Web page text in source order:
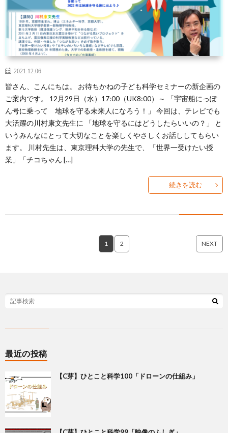
2021.12.06
皆さん、こんにちは。 お待ちかねの子ども科学セミナーの新企画の
ご案内です。 12月29日（水）17:00（UK8:00）～ 「宇宙船にっぽ
ん号に乗って 地球を守る未来人になろう！」 今回は、テレビでも
大活躍の川村康文先生に 「地球を守るにはどうしたらいいの？」 と
いうみんなにとって大切なことを楽しくやさしくお話ししてもらい
ます。 川村先生は、東京理科大学の先生で、「世界一受けたい授
業」「チコちゃん […]
続きを読む
1 2 NEXT
最近の投稿
【C芽】ひとこと科学100「ドローンの仕組み」